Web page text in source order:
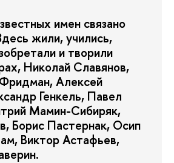
имен связано
жили, учились,
и творили
Николай Славянов,
Алексей
Генкель, Павел
Мамин-Сибиряк,
Борис Пастернак, Осип
Виктор Астафьев,